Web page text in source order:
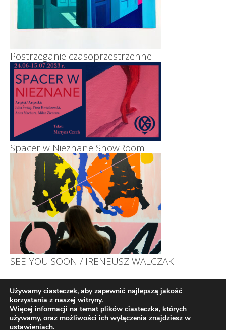
Postrzeganie czasoprzestrzenne
Spacer w Nieznane ShowRoom
SEE YOU SOON / IRENEUSZ WALCZAK
© 2026
Używamy ciasteczek, aby zapewnić najlepszą jakość
korzystania z naszej witryny.
Więcej informacji na temat plików ciasteczka, których
używamy, oraz możliwości ich wyłączenia znajdziesz w
ustawieniach.